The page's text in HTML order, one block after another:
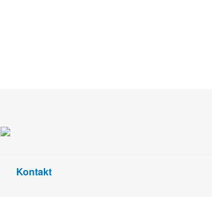
Kontakt